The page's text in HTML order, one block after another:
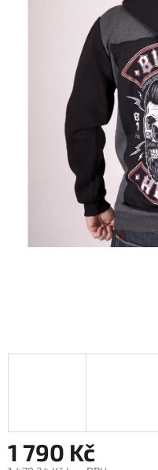
1 790 Kč